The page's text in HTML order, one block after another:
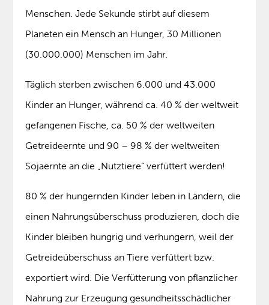
Menschen. Jede Sekunde stirbt auf diesem
Planeten ein Mensch an Hunger, 30 Millionen
(30.000.000) Menschen im Jahr.
Täglich sterben zwischen 6.000 und 43.000
Kinder an Hunger, während ca. 40 % der weltweit
gefangenen Fische, ca. 50 % der weltweiten
Getreideernte und 90 – 98 % der weltweiten
Sojaernte an die „Nutztiere“ verfüttert werden!
80 % der hungernden Kinder leben in Ländern, die
einen Nahrungsüberschuss produzieren, doch die
Kinder bleiben hungrig und verhungern, weil der
Getreideüberschuss an Tiere verfüttert bzw.
exportiert wird. Die Verfütterung von pflanzlicher
Nahrung zur Erzeugung gesundheitsschädlicher